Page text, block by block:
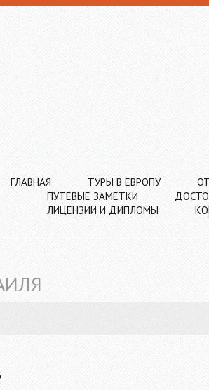
ГЛАВНАЯ ТУРЫ В ЕВРОПУ
ПУТЕВЫЕ ЗАМЕТКИ
ЛИЦЕНЗИИ И ДИПЛОМЫ